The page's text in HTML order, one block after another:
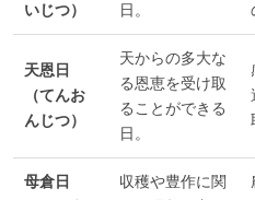
いじつ）
日。
天恩日
（てんお
んじつ）
天からの多大な
る恩恵を受け取
ることができる
日。
母倉日
収穫や豊作に関